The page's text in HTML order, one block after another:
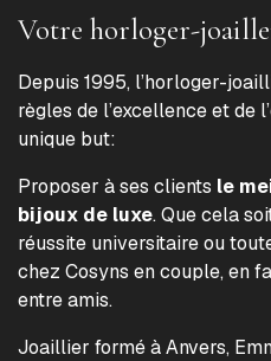
Votre horloger-
Depuis 1995, l’horloger-
règles de l’excellence et de
unique but:
Proposer à ses clients le
bijoux de luxe. Que cela
réussite universitaire ou
chez Cosyns en couple, en
entre amis.
Joaillier formé à Anvers,